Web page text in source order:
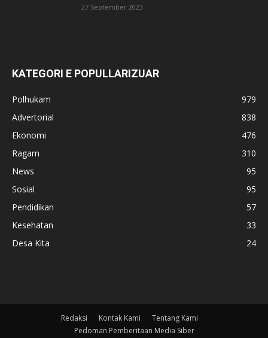
27 September 2023
KATEGORI E POPULLARIZUAR
Polhukam
979
Advertorial
838
Ekonomi
476
Ragam
310
News
95
Sosial
95
Pendidikan
57
Kesehatan
33
Desa Kita
24
Redaksi Kontak Kami
Tentang Kami
Pedoman Pemberitaan Media Siber